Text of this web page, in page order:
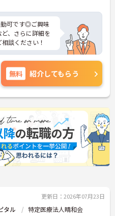
可です◎ご興味
、さらに詳細を
談ください！
無料 紹介してもらう
更新日：2026年07月23日
タル 特定医療法人晴和会